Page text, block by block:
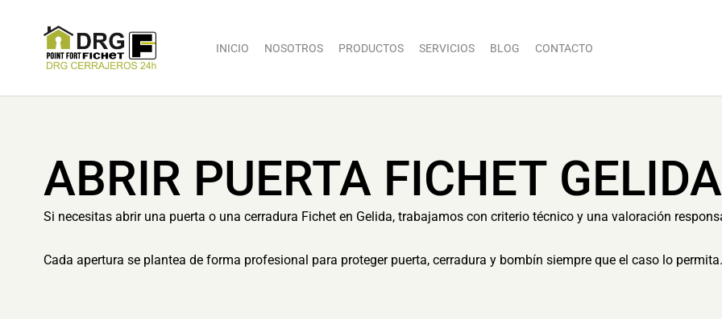
INICIO NOSOTROS PRODUCTOS SERVICIOS BLOG CONTACTO
ABRIR PUERTA FICHET GELIDA
Si necesitas abrir una puerta o una cerradura Fichet en Gelida, trabajamos con criterio técnico y una valoración
Cada apertura se plantea de forma profesional para proteger puerta, cerradura y bombín siempre que el caso lo permita.